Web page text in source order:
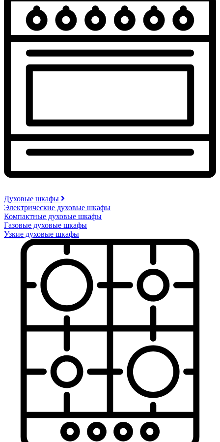
Духовые шкафы
Электрические духовые шкафы
Компактные духовые шкафы
Газовые духовые шкафы
Узкие духовые шкафы